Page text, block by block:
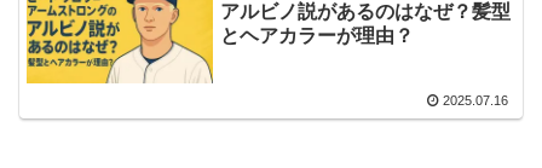
アルビノ説があるのはなぜ？髪型
とヘアカラーが理由？
2025.07.16